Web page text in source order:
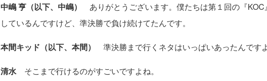
中嶋 亨（以下、中嶋）
ありがとうございます。僕たちは第１回の『
しているんですけど、準決勝で負け続けてたんです。
本間キッド（以下、本間） 準決勝まで行くネタはいっぱいあったんですよ
清水 そこまで行けるのがすごいですよね。